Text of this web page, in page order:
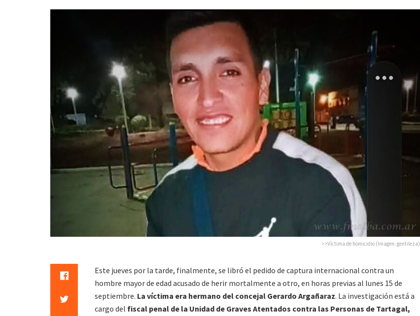
>>Víctima de homicidio (Imagen: gentileza)
Este jueves por la tarde, finalmente, se libró el pedido de captura internacional contra un
hombre mayor de edad acusado de herir mortalmente a otro, en horas previas al lunes 15 de
septiembre. La víctima era hermano del concejal Gerardo Argañaraz. La investigación está a
cargo del fiscal penal de la Unidad de Graves Atentados contra las Personas de Tartagal,